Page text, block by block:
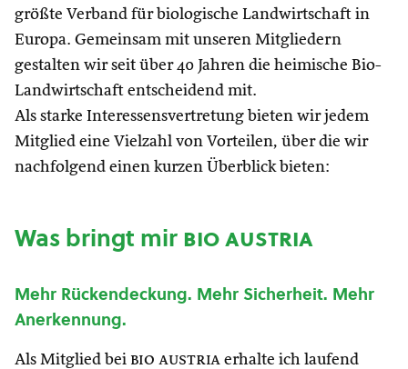
größte Verband für biologische Landwirtschaft in
Europa. Gemeinsam mit unseren Mitgliedern
gestalten wir seit über 40 Jahren die heimische Bio-
Landwirtschaft entscheidend mit.
Als starke Interessensvertretung bieten wir jedem
Mitglied eine Vielzahl von Vorteilen, über die wir
nachfolgend einen kurzen Überblick bieten:
Was bringt mirbio austria
Mehr Rückendeckung. Mehr Sicherheit. Mehr
Anerkennung.
Als Mitglied bei bio austria erhalte ich laufend